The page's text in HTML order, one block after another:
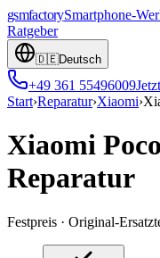
gsmfactorySmartphone-
Ratgeber
🇩🇪Deutsch
+49 361 55496009
Start›Reparatur›Xiaomi›
Xiaomi
Reparatur
Festpreis · Original-